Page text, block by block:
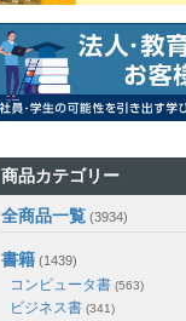
商品カテゴリー
全商品一覧 (3934)
書籍 (1439)
コンピュータ書 (563)
ビジネス書 (341)